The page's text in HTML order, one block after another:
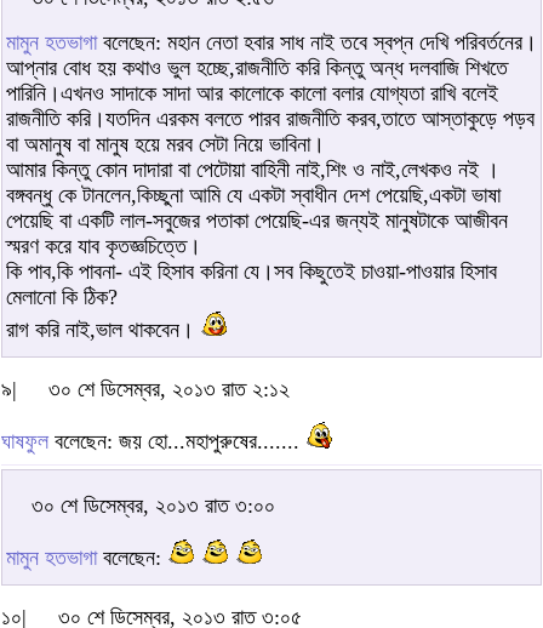
মামুন হতভাগাবলেছেন: মহান নেতা হবার সাধ নাই তবে স্বপ্ন দেখি পরিবর্তনের।
আপ্নার বোধ হয় কথাও ভুল হচ্ছে,রাজনীতি করি কিন্তু অন্ধ দলবাজি শিখতে
পারিনি।এখনও সাদাকে সাদা আর কালোকে কালো বলার যোগ্যতা রাখি বলেই
রাজনীতি করি।যতদিন এরকম বলতে পারব রাজনীতি করব,তাতে আস্তাকুড়ে পড়ব
বা অমানুষ বা মানুষ হয়ে মরব সেটা নিয়ে ভাবিনা।
আমার কিন্তু কোন দাদারা বা পেটোয়া বাহিনী নাই,শিং ও নাই,লেখকও নই ।
বঙ্গবন্ধু কে টানলেন,কিচ্ছুনা আমি যে একটা স্বাধীন দেশ পেয়েছি,একটা ভাষা
পেয়েছি বা একটি লাল-সবুজের পতাকা পেয়েছি-এর জন্যই মানুষটাকে আজীবন
স্মরণ করে যাব কৃতজ্ঞচিত্তে।
কি পাব,কি পাবনা- এই হিসাব করিনা যে।সব কিছুতেই চাওয়া-পাওয়ার হিসাব
মেলানো কি ঠিক?
রাগ করি নাই,ভাল থাকবেন।
৯| ৩০ শে ডিসেম্বর, ২০১৩ রাত ২:১২
ঘাষফুল বলেছেন: জয় হো...মহাপুরুষের.......
৩০ শে ডিসেম্বর, ২০১৩ রাত ৩:০০
মামুন হতভাগাবলেছেন:
১০|
৩০ শে ডিসেম্বর, ২০১৩ রাত ৩:০৫